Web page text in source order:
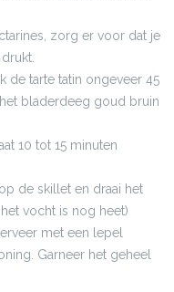
zorg er voor dat je
de tarte tatin ongeveer 45
bladerdeeg goud bruin
10 tot 15 minuten
de skillet en draai het
vocht is nog heet)
met een lepel
Garneer het geheel